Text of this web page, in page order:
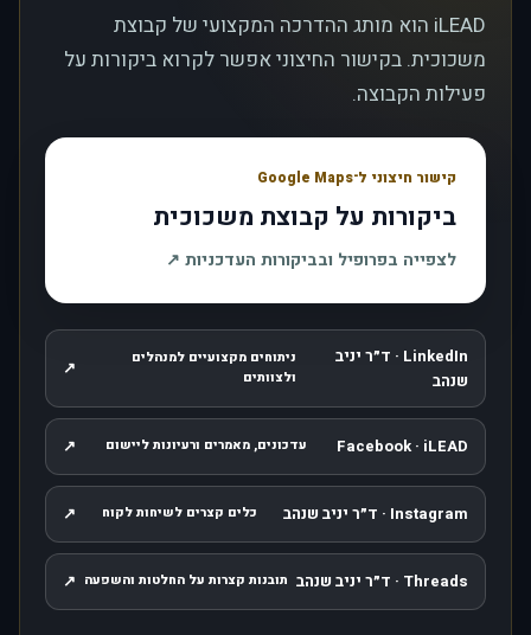
iLEAD הוא מותג ההדרכה המקצועי של קבוצת
משכוכית. בקישור החיצוני אפשר לקרוא ביקורות על
פעילות הקבוצה.
קישור חיצוני ל־Google Maps
ביקורות על קבוצת משכוכית
לצפייה בפרופיל ובביקורות העדכניות ↗
LinkedIn · ד״ר יניב
שנהב
ניתוחים מקצועיים למנהלים
ולצוותים
↗ , נפתח בחלון חדש
Facebook · iLEAD עדכונים, מאמרים ורעיונות ליישום ↗ , נפתח בחלון חדש
Instagram · ד״ר יניב שנהב כלים קצרים לשיחות לקוח ↗ , נפתח בחלון חדש
Threads · ד״ר יניב שנהב תובנות קצרות על החלטות והשפעה ↗ , נפתח בחלון חדש